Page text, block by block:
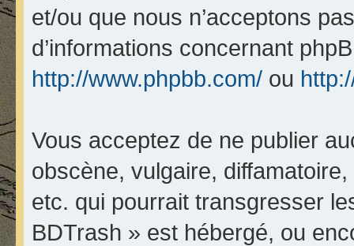
et/ou que nous n’acceptons
d’informations concernant
http://www.phpbb.com/ ou
Vous acceptez de ne publier
obscène, vulgaire,
etc. qui pourrait transgresser
BDTrash » est hébergé, ou